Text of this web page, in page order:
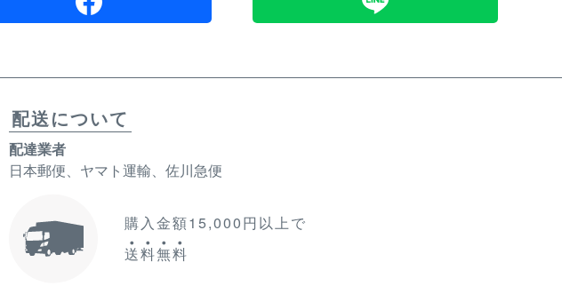
配送について
配達業者
日本郵便、ヤマト運輸、佐川急便
購入金額15,000円以上で
送料無料